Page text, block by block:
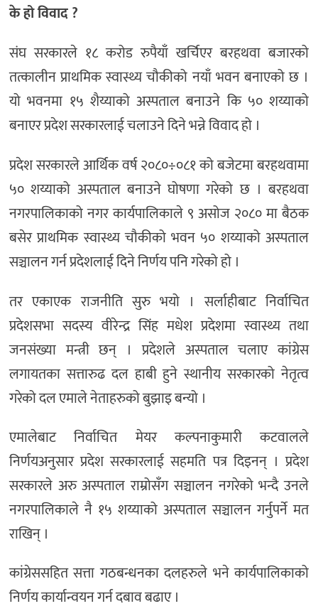
के हो विवाद ?
संघ सरकारले १८ करोड रुपैयाँ खर्चिएर बरहथवा बजारको
तत्कालीन प्राथमिक स्वास्थ्य चौकीको नयाँ भवन बनाएको छ ।
यो भवनमा १५ शैय्याको अस्पताल बनाउने कि ५० शय्याको
बनाएर प्रदेश सरकारलाई चलाउने दिने भन्ने विवाद हो ।
प्रदेश सरकारले आर्थिक वर्ष २०८०÷०८१ को बजेटमा बरहथवामा
५० शय्याको अस्पताल बनाउने घोषणा गरेको छ । बरहथवा
नगरपालिकाको नगर कार्यपालिकाले ९ असोज २०८० मा बैठक
बसेर प्राथमिक स्वास्थ्य चौकीको भवन ५० शय्याको अस्पताल
सञ्चालन गर्न प्रदेशलाई दिने निर्णय पनि गरेको हो ।
तर एकाएक राजनीति सुरु भयो । सर्लाहीबाट निर्वाचित
प्रदेशसभा सदस्य वीरेन्द्र सिंह मधेश प्रदेशमा स्वास्थ्य तथा
जनसंख्या मन्त्री छन् । प्रदेशले अस्पताल चलाए कांग्रेस
लगायतका सत्तारुढ दल हाबी हुने स्थानीय सरकारको नेतृत्व
गरेको दल एमाले नेताहरुको बुझाइ बन्यो ।
एमालेबाट निर्वाचित मेयर कल्पनाकुमारी कटवालले
निर्णयअनुसार प्रदेश सरकारलाई सहमति पत्र दिइनन् । प्रदेश
सरकारले अरु अस्पताल राम्रोसँग सञ्चालन नगरेको भन्दै उनले
नगरपालिकाले नै १५ शय्याको अस्पताल सञ्चालन गर्नुपर्ने मत
राखिन् ।
कांग्रेससहित सत्ता गठबन्धनका दलहरुले भने कार्यपालिकाको
निर्णय कार्यान्वयन गर्न दबाव बढाए ।